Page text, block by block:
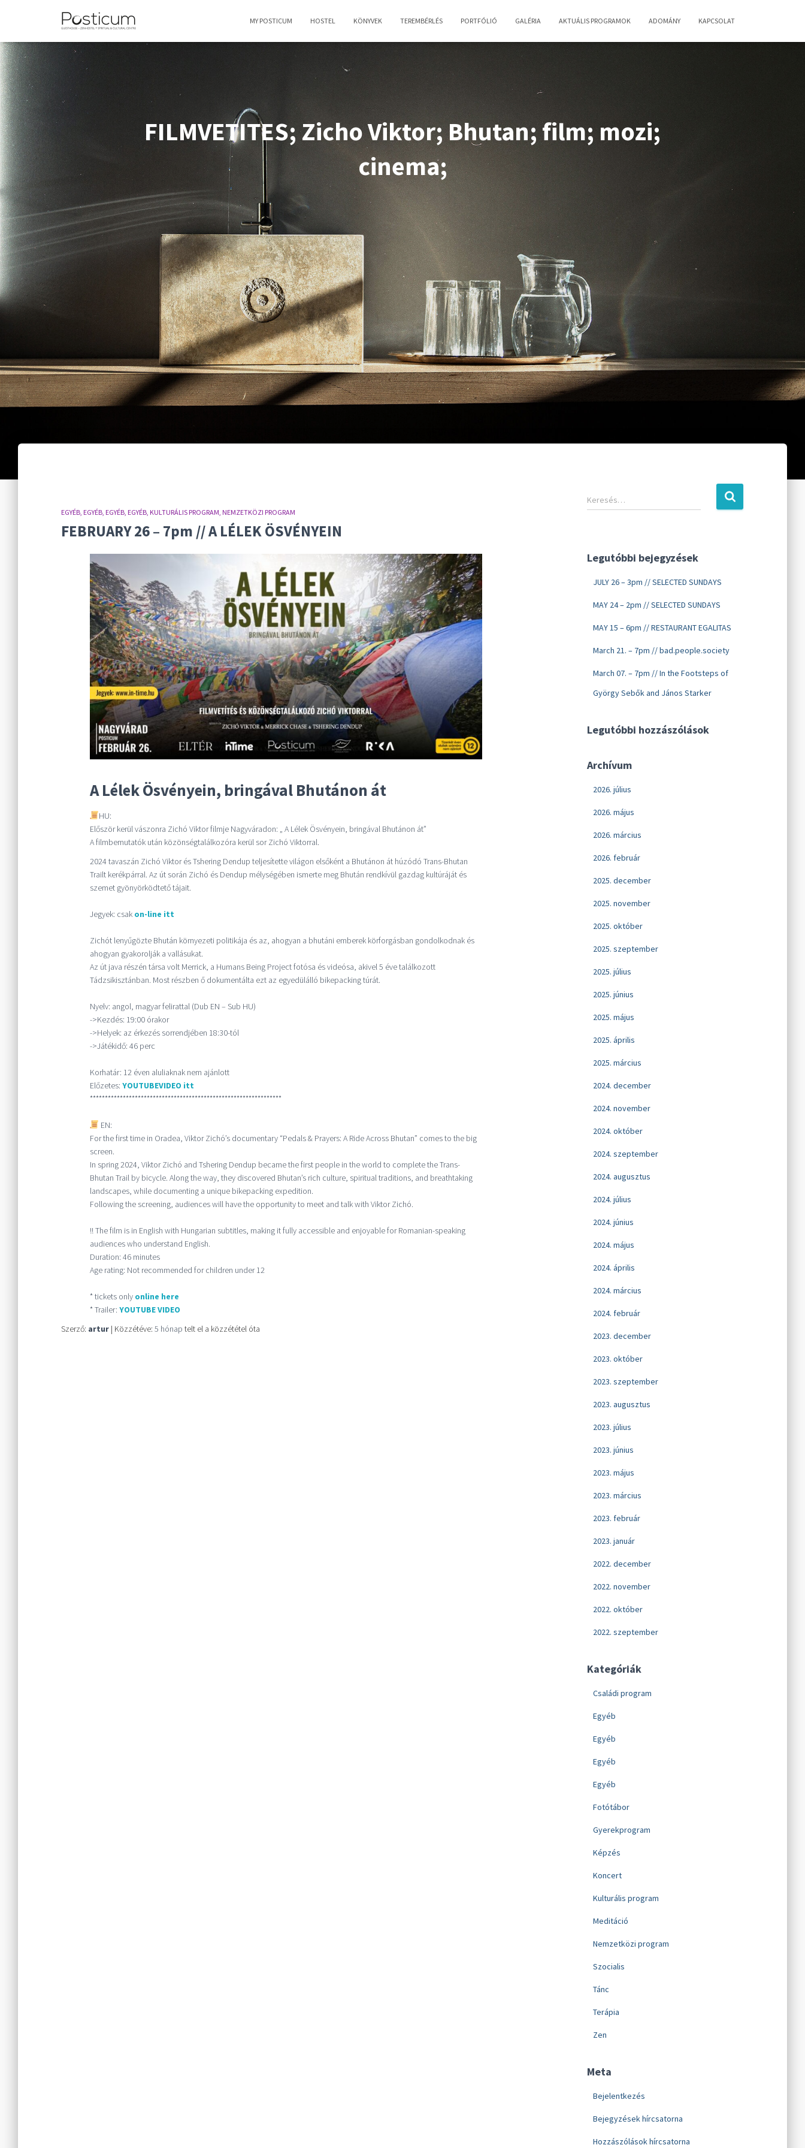
MY POSTICUM HOSTEL KÖNYVEK TEREMBÉRLÉS PORTFÓLIÓ GALÉRIA AKTUÁLIS PROGRAMOK ADOMÁNY KAPCSOLAT
FILMVETITES; Zicho Viktor; Bhutan; film; mozi;
cinema;
EGYÉB EGYÉB EGYÉB EGYÉB KULTURÁLIS PROGRAM NEMZETKÖZI PROGRAM
FEBRUARY 26 – 7pm // A LÉLEK ÖSVÉNYEIN
A Lélek Ösvényein, bringával Bhutánon át
HU:
Először kerül vászonra Zichó Viktor filmje Nagyváradon: „ A Lélek Ösvényein, bringával Bhutánon át”
A filmbemutatók után közönségtalálkozóra kerül sor Zichó Viktorral.
2024 tavaszán Zichó Viktor és Tshering Dendup teljesítette világon elsőként a Bhutánon át húzódó Trans-Bhutan
Trailt kerékpárral. Az út során Zichó és Dendup mélységében ismerte meg Bhután rendkívül gazdag kultúráját és
szemet gyönyörködtető tájait.
Jegyek: csak on-line itt
Zichót lenyűgözte Bhután környezeti politikája és az, ahogyan a bhutáni emberek körforgásban gondolkodnak és
ahogyan gyakorolják a vallásukat.
Az út java részén társa volt Merrick, a Humans Being Project fotósa és videósa, akivel 5 éve találkozott
Tádzsikisztánban. Most részben ő dokumentálta ezt az egyedülálló bikepacking túrát.
Nyelv: angol, magyar felirattal (Dub EN – Sub HU)
->Kezdés: 19:00 órakor
->Helyek: az érkezés sorrendjében 18:30-tól
->Játékidő: 46 perc
Korhatár: 12 éven aluliaknak nem ajánlott
Előzetes: YOUTUBEVIDEO itt
****************************************************************
EN:
For the first time in Oradea, Viktor Zichó’s documentary “Pedals & Prayers: A Ride Across Bhutan” comes to the big
screen.
In spring 2024, Viktor Zichó and Tshering Dendup became the first people in the world to complete the Trans-
Bhutan Trail by bicycle. Along the way, they discovered Bhutan’s rich culture, spiritual traditions, and breathtaking
landscapes, while documenting a unique bikepacking expedition.
Following the screening, audiences will have the opportunity to meet and talk with Viktor Zichó.
!! The film is in English with Hungarian subtitles, making it fully accessible and enjoyable for Romanian-speaking
audiences who understand English.
Duration: 46 minutes
Age rating: Not recommended for children under 12
* tickets only online here
* Trailer: YOUTUBE VIDEO
Szerző: artur | Közzétéve: 5 hónap telt el a közzététel óta
Keresés…
Legutóbbi bejegyzések
JULY 26 – 3pm // SELECTED SUNDAYS
MAY 24 – 2pm // SELECTED SUNDAYS
MAY 15 – 6pm // RESTAURANT EGALITAS
March 21. – 7pm // bad.people.society
March 07. – 7pm // In the Footsteps of
György Sebők and János Starker
Legutóbbi hozzászólások
Archívum
2026. július
2026. május
2026. március
2026. február
2025. december
2025. november
2025. október
2025. szeptember
2025. július
2025. június
2025. május
2025. április
2025. március
2024. december
2024. november
2024. október
2024. szeptember
2024. augusztus
2024. július
2024. június
2024. május
2024. április
2024. március
2024. február
2023. december
2023. október
2023. szeptember
2023. augusztus
2023. július
2023. június
2023. május
2023. március
2023. február
2023. január
2022. december
2022. november
2022. október
2022. szeptember
Kategóriák
Családi program
Egyéb
Egyéb
Egyéb
Egyéb
Fotótábor
Gyerekprogram
Képzés
Koncert
Kulturális program
Meditáció
Nemzetközi program
Szocialis
Tánc
Terápia
Zen
Meta
Bejelentkezés
Bejegyzések hírcsatorna
Hozzászólások hírcsatorna